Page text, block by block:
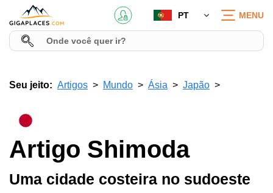
PT MENU
Seu jeito: Artigos Mundo Ásia Japão
Artigo Shimoda
Uma cidade costeira no sudoeste